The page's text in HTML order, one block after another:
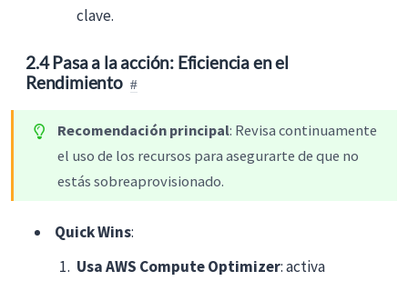
clave.
2.4 Pasa a la acción: Eficiencia en el
Rendimiento
Recomendación principal: Revisa continuamente
el uso de los recursos para asegurarte de que no
estás sobreaprovisionado.
Quick Wins:
Usa AWS Compute Optimizer: activa